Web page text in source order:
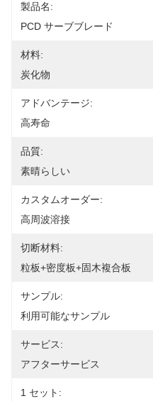
製品名:
PCD サーブブレード
材料:
炭化物
アドバンテージ:
高寿命
品質:
素晴らしい
カスタムオーダー:
高周波溶接
切断材料:
粒板+密度板+固木複合板
サンプル:
利用可能なサンプル
サービス:
アフターサービス
1 セット: